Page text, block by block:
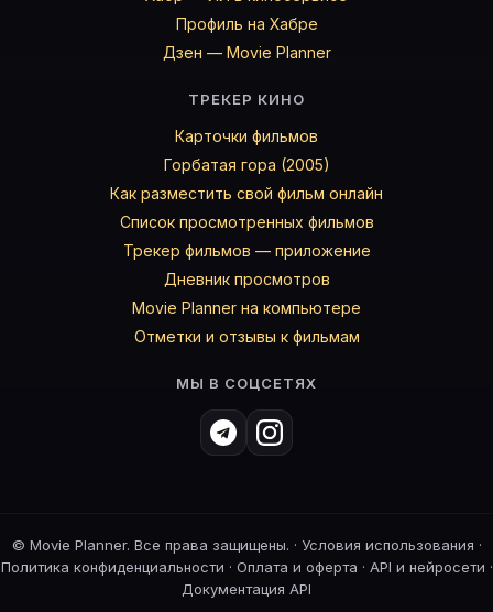
Профиль на Хабре
Дзен — Movie Planner
ТРЕКЕР КИНО
Карточки фильмов
Горбатая гора (2005)
Как разместить свой фильм онлайн
Список просмотренных фильмов
Трекер фильмов — приложение
Дневник просмотров
Movie Planner на компьютере
Отметки и отзывы к фильмам
МЫ В СОЦСЕТЯХ
© Movie Planner. Все права защищены. · Условия использования ·
Политика конфиденциальности · Оплата и оферта · API и нейросети ·
Документация API